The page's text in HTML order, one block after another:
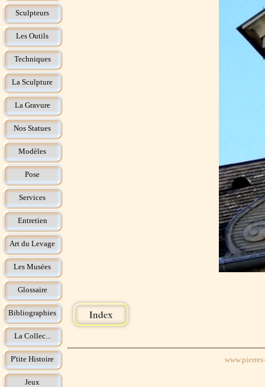
Sculpteurs
Les Outils
Techniques
La Sculpture
La Gravure
Nos Statues
Modèles
Pose
Services
Entretien
Art du Levage
Les Musées
Glossaire
Bibliographies
La Collec...
P'tite Histoire
Jeux